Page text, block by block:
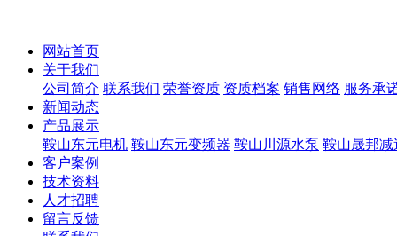
网站首页
关于我们
公司简介 联系我们 荣誉资质 资质档案 销售网络 服务承
新闻动态
产品展示
鞍山东元电机 鞍山东元变频器 鞍山川源水泵 鞍山晟邦减
客户案例
技术资料
人才招聘
留言反馈